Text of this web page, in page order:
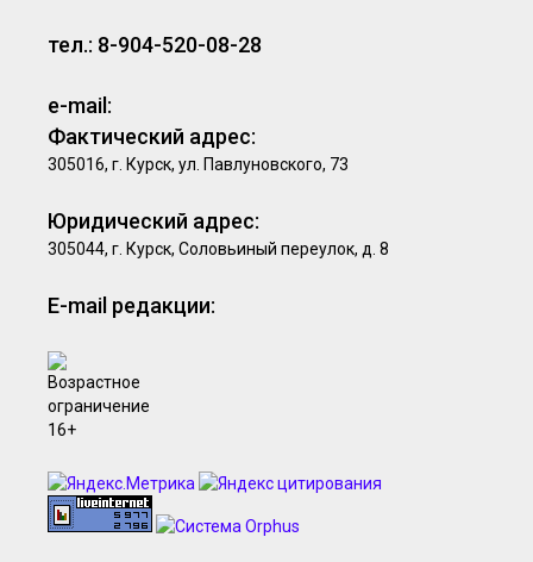
тел.: 8-904-520-08-28
e-mail:
Фактический адрес:
305016, г. Курск, ул. Павлуновского, 73
Юридический адрес:
305044, г. Курск, Соловьиный переулок, д. 8
E-mail редакции: